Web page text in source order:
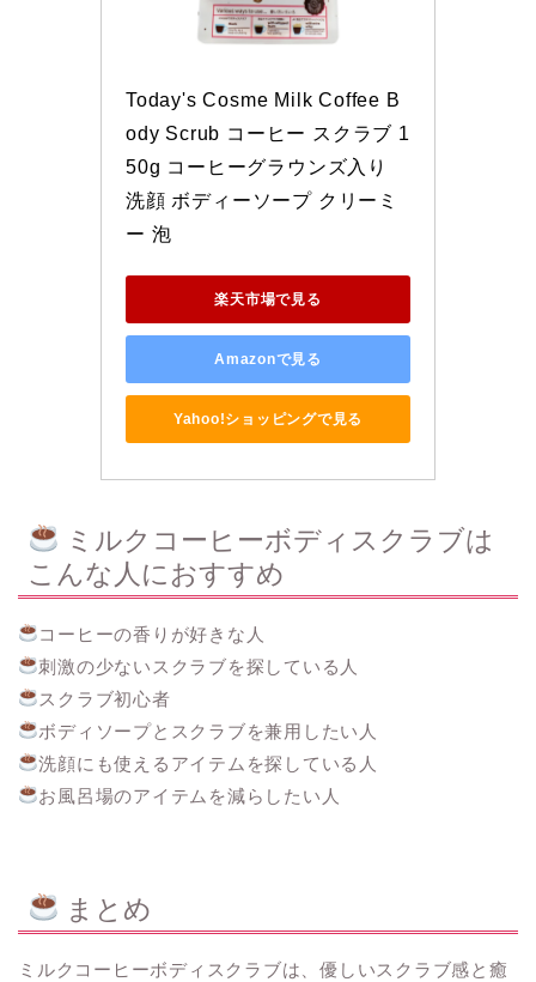
Today's Cosme Milk Coffee B
ody Scrub コーヒー スクラブ 1
50g コーヒーグラウンズ入り
洗顔 ボディーソープ クリーミ
ー 泡
楽天市場で見る
Amazonで見る
Yahoo!ショッピングで見る
ミルクコーヒーボディスクラブは
こんな人におすすめ
コーヒーの香りが好きな人
刺激の少ないスクラブを探している人
スクラブ初心者
ボディソープとスクラブを兼用したい人
洗顔にも使えるアイテムを探している人
お風呂場のアイテムを減らしたい人
まとめ
ミルクコーヒーボディスクラブは、優しいスクラブ感と癒